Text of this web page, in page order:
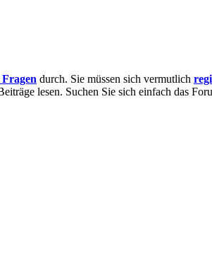
durch. Sie müssen sich vermutlich
lesen. Suchen Sie sich einfach das